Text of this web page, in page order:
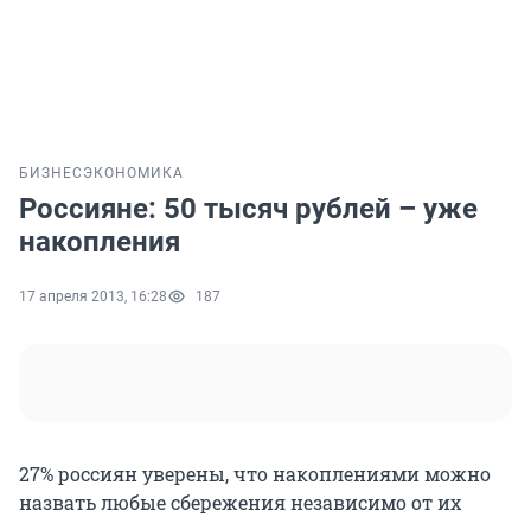
БИЗНЕС ЭКОНОМИКА
Россияне: 50 тысяч рублей – уже
накопления
17 апреля 2013, 16:28 187
27% россиян уверены, что накоплениями можно
назвать любые сбережения независимо от их